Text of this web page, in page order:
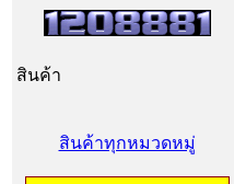
สินค้า
สินค้าทุกหมวดหมู่